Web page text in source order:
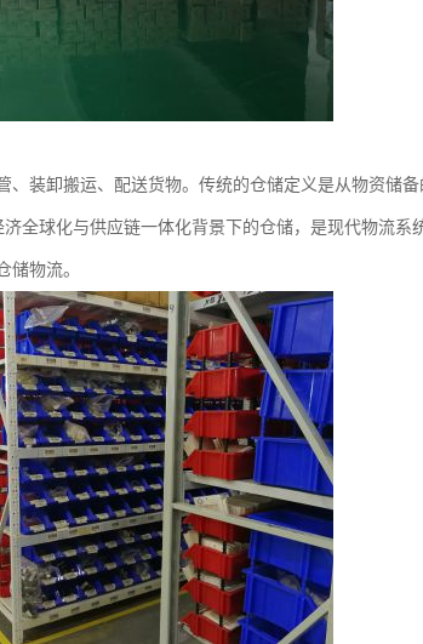
装卸搬运、配送货物。传统的仓储定义是从物资储
全球化与供应链一体化背景下的仓储，是现代物流系
储物流。